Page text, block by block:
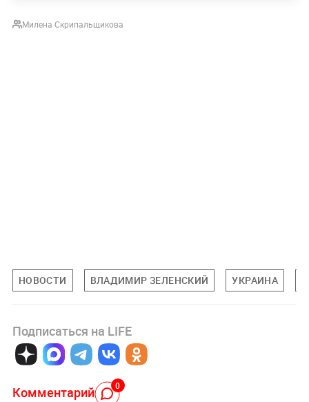
Милена Скрипальщикова
НОВОСТИ ВЛАДИМИР ЗЕЛЕНСКИЙ УКРАИНА
Подписаться на LIFE
Комментарий 0